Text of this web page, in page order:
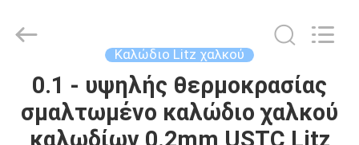
ΣΠΊΤΙ
ΠΡΟΪΌΝΤΑ
Material
Co,.Ltd.
Reserved.
Καλώδιο Litz χαλκού
0.1 - υψηλής θερμοκρασίας
σμαλτωμένο καλώδιο χαλκού
καλωδίων 0.2mm USTC Litz